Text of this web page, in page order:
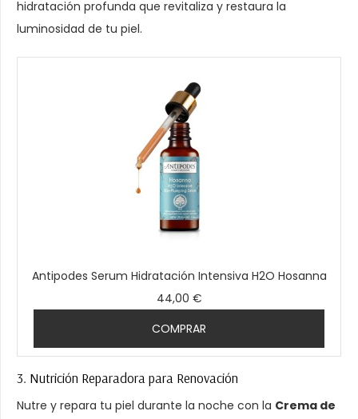
hidratación profunda que revitaliza y restaura la
luminosidad de tu piel.
Antipodes Serum Hidratación Intensiva H2O Hosanna
44,00 €
COMPRAR
3. Nutrición Reparadora para Renovación
Nutre y repara tu piel durante la noche con la Crema de